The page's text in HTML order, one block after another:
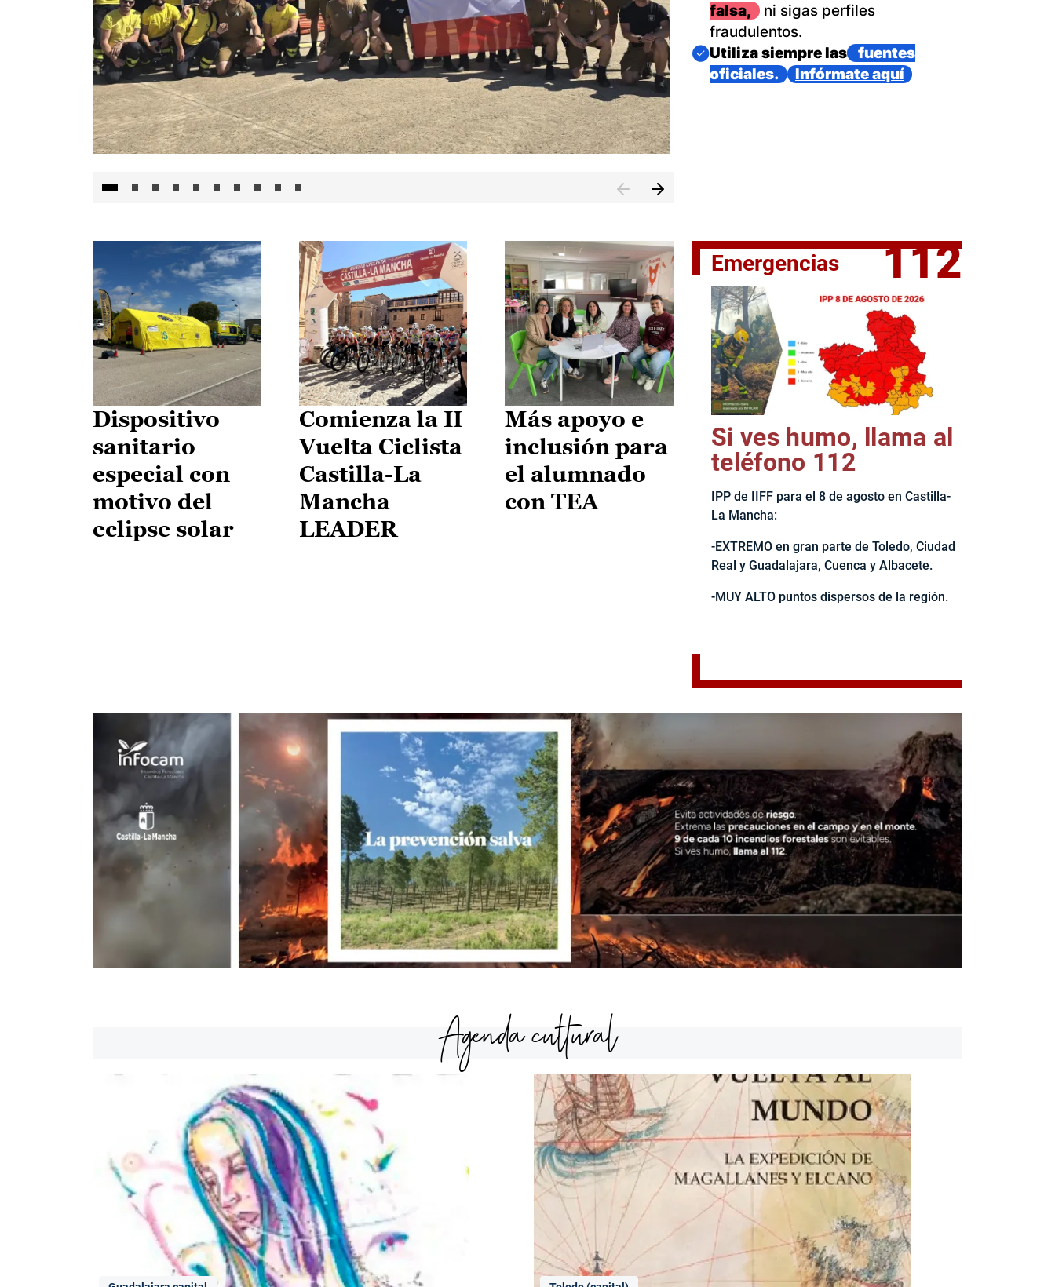
II Vuelta Ciclista CLM LEADER
falsa,
ni sigas perfiles
fraudulentos.
Imagen
Utiliza siempre las
fuentes
oficiales.
Infórmate aquí
Dispositivo
sanitario
especial con
motivo del
eclipse solar
Comienza la II
Vuelta Ciclista
Castilla-La
Mancha
LEADER
Más apoyo e
inclusión para
el alumnado
con TEA
Emergencias 112
Si ves humo, llama al
teléfono 112
IPP de IIFF para el 8 de agosto en Castilla-
La Mancha:
-EXTREMO en gran parte de Toledo, Ciudad
Real y Guadalajara, Cuenca y Albacete.
-MUY ALTO puntos dispersos de la región.
Agenda cultural